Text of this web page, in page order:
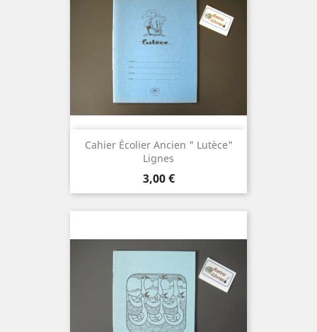
Cahier Écolier Ancien " Lutèce"
Lignes
Prix
3,00 €